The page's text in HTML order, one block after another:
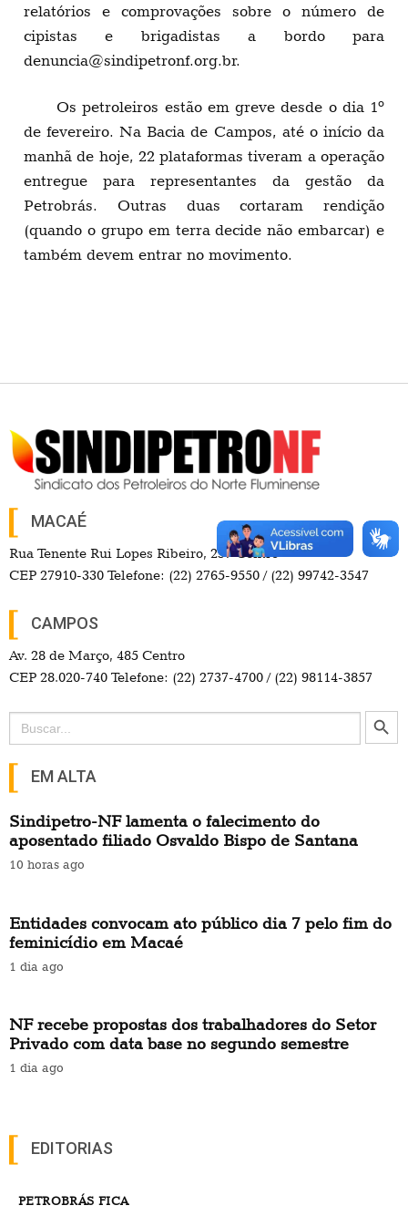
relatórios e comprovações sobre o número de
cipistas e brigadistas a bordo para
denuncia@sindipetronf.org.br.
Os petroleiros estão em greve desde o dia 1º
de fevereiro. Na Bacia de Campos, até o início da
manhã de hoje, 22 plataformas tiveram a operação
entregue para representantes da gestão da
Petrobrás. Outras duas cortaram rendição
(quando o grupo em terra decide não embarcar) e
também devem entrar no movimento.
MACAÉ
Rua Tenente Rui Lopes Ribeiro, 257 Centro
CEP 27910-330 Telefone: (22) 2765-9550 / (22) 99742-3547
CAMPOS
Av. 28 de Março, 485 Centro
CEP 28.020-740 Telefone: (22) 2737-4700 / (22) 98114-3857
Search
for:
Search Button
EM ALTA
Sindipetro-NF lamenta o falecimento do
aposentado filiado Osvaldo Bispo de Santana
10 horas ago
Entidades convocam ato público dia 7 pelo fim do
feminicídio em Macaé
1 dia ago
NF recebe propostas dos trabalhadores do Setor
Privado com data base no segundo semestre
1 dia ago
EDITORIAS
PETROBRÁS FICA